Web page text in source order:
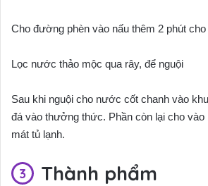
Cho đường phèn vào nấu thêm 2 phút
Lọc nước thảo mộc qua rây, để nguội
Sau khi nguội cho nước cốt chanh vào
đá vào thưởng thức. Phần còn lại cho vào
mát tủ lạnh.
Thành phẩm